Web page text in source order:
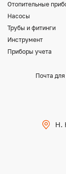
Отопительные
Насосы
Трубы и фитинги
Инструмент
Приборы учета
Почта
Н.